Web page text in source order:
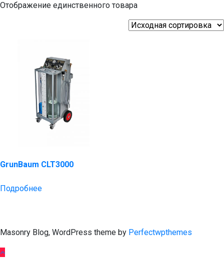
Отображение единственного товара
GrunBaum CLT3000
Подробнее
Masonry Blog, WordPress theme by Perfectwpthemes